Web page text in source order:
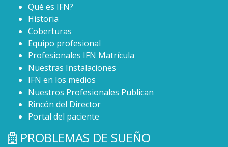
Qué es IFN?
Historia
Coberturas
Equipo profesional
Profesionales IFN Matrícula
Nuestras Instalaciones
IFN en los medios
Nuestros Profesionales Publican
Rincón del Director
Portal del paciente
PROBLEMAS DE SUEÑO